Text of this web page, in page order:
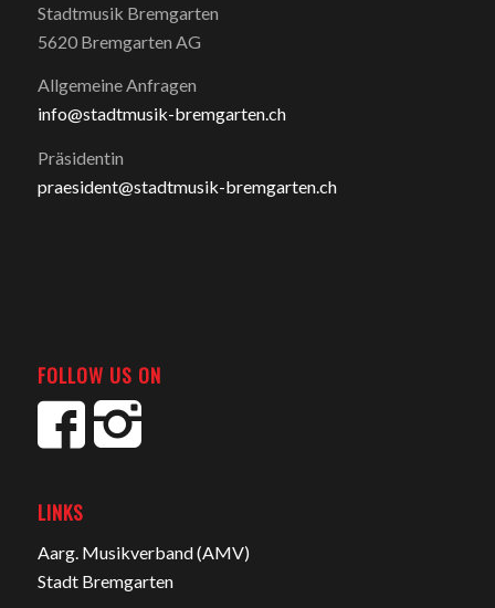
Stadtmusik Bremgarten
5620 Bremgarten AG
Allgemeine Anfragen
info@stadtmusik-bremgarten.ch
Präsidentin
praesident@stadtmusik-bremgarten.ch
FOLLOW US ON
LINKS
Aarg. Musikverband (AMV)
Stadt Bremgarten